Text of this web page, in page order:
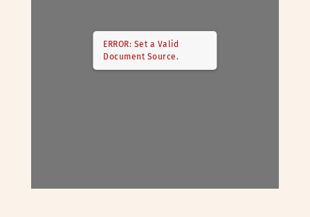
ERROR: Set a Valid
Document Source.